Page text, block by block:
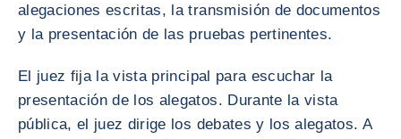
alegaciones escritas, la transmisión de documentos
y la presentación de las pruebas pertinentes.
El juez fija la vista principal para escuchar la
presentación de los alegatos. Durante la vista
pública, el juez dirige los debates y los alegatos. A